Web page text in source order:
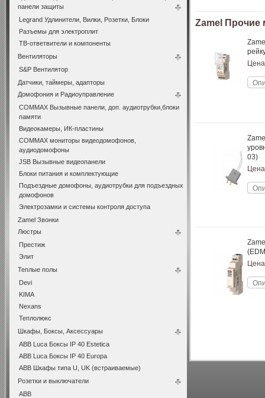
панели защиты
Legrand Удлинители, Вилки, Розетки, Блоки
Разъемы для электроплит
ТВ-ответвители и компоненты
Вентиляторы
S&P Вентилятор
Датчики, таймеры, адапторы
Домофония и Радиоуправление
COMMAX Вызывные панели, доп. аудиотрубки,блоки
памяти
Видеокамеры, ИК-пластины
COMMAX мониторы видеодомофонов,
аудиодомофоны
JSB Вызывные видеопанели
Блоки питания и комплектующие
Подъездные домофоны, аудиотрубки для подъездных
домофонов
Электрозамки и системы контроля доступа
Zamel Звонки
Люстры
Престиж
Элит
Теплые полы
Devi
KIMA
Nexans
Теплолюкс
Шкафы, Боксы, Аксессуары
ABB Luca Боксы IP 40 Estetica
ABB Luca Боксы IP 40 Europa
ABB Шкафы типа U, UK (встраиваемые)
Розетки и выключатели
ABB
Zamel
03)